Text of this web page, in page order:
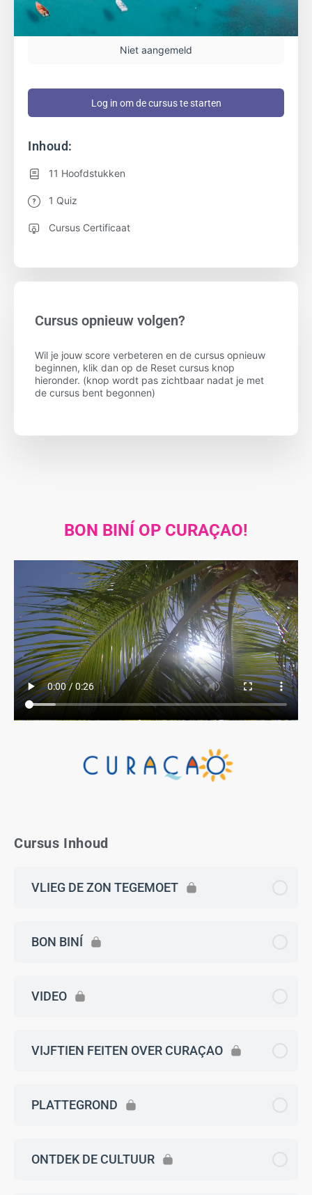
BON BINÍ OP CURAÇAO!
Cursus Inhoud
VLIEG DE ZON TEGEMOET
BON BINÍ
VIDEO
VIJFTIEN FEITEN OVER CURAÇAO
PLATTEGROND
ONTDEK DE CULTUUR
Niet aangemeld
Log in om de cursus te starten
Inhoud:
11 Hoofdstukken
1 Quiz
Cursus Certificaat
Cursus opnieuw volgen?
Wil je jouw score verbeteren en de cursus opnieuw
beginnen, klik dan op de Reset cursus knop
hieronder. (knop wordt pas zichtbaar nadat je met
de cursus bent begonnen)